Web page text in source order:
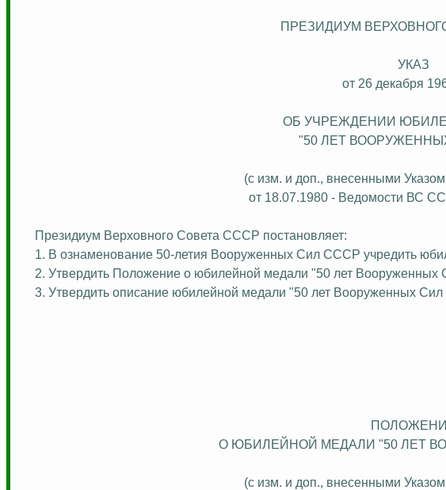
ПРЕЗИДИУМ
УКАЗ
от 26 декабря
ОБ УЧРЕЖДЕНИИ
"50 ЛЕТ
(с изм. и доп., внесенными
от 18.07.1980 - Ведомости ВС
Президиум Верховного Совета СССР постановляет:
1. В ознаменование 50-летия Вооруженных Сил СССР учредить
2. Утвердить Положение о юбилейной медали "50 лет
3. Утвердить описание юбилейной медали "50 лет Вооруженных
О ЮБИЛЕЙНОЙ МЕДАЛИ "50 ЛЕТ
(с изм. и доп., внесенными